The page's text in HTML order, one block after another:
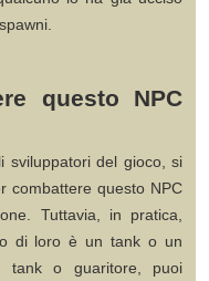
questo NPC
sviluppatori del gioco, si
combattere questo NPC
Tuttavia, in pratica,
di loro è un tank o un
tank o guaritore, puoi